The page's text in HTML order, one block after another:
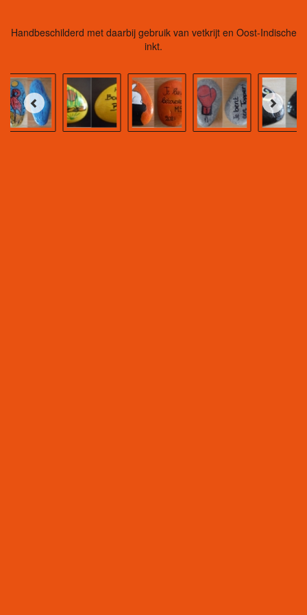
Handbeschilderd met daarbij gebruik van vetkrijt en Oost-Indische
inkt.